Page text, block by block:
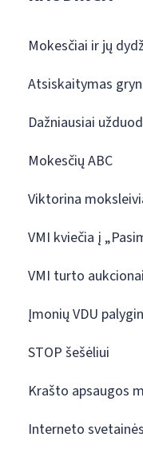
Mokesčiai ir jų
Atsiskaitymas
Dažniausiai
Mokesčių ABC
Viktorina
VMI kviečia į
VMI turto aukcionai
Įmonių VDU
STOP šešėliui
Krašto apsaugos
Interneto